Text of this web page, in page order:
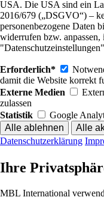
USA. Die USA sind ein
2016/679 („DSGVO“) –
personenbezogene Daten
widerrufen bzw. anpassen,
Erforderlich*
damit die Website korrekt
Externe Medien
zulassen
Statistik
Google
Datenschutzerklärung
Ihre
MBL International